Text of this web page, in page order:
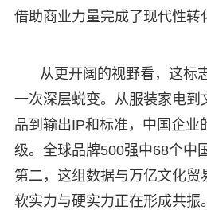
借助商业力量完成了现代性转
从更开阔的视野看，这标
一次深层蜕变。从服装家电到
品到输出IP和标准，中国企业
级。全球品牌500强中68个中
第二，这组数据与万亿文化贸
软实力与硬实力正在形成共振。